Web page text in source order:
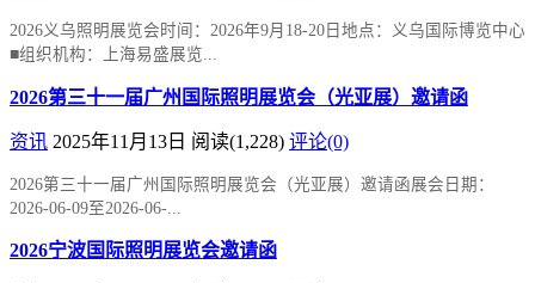
2026义乌照明展览会时间：2026年9月18-20日地点：义乌国际博览中心
■组织机构：上海易盛展览...
2026第三十一届广州国际照明展览会（光亚展）邀请函
资讯 2025年11月13日 阅读(1,228) 评论(0)
2026第三十一届广州国际照明展览会（光亚展）邀请函展会日期：
2026-06-09至2026-06-...
2026宁波国际照明展览会邀请函